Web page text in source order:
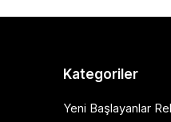
Kategoriler
Yeni Başlayanlar